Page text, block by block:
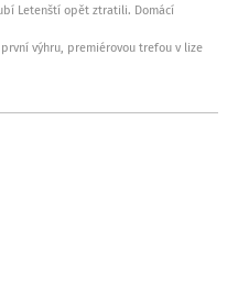
Letenští opět ztratili. Domácí
výhru, premiérovou trefou v lize